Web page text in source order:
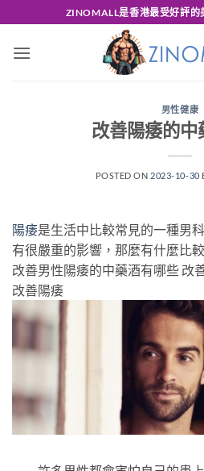
to
content
ZINOMALL是香港最受好評的
男性健康
改善陽痿的中
POSTED ON 2023-10-30
陽痿是生活中比較常見的一種男
有很嚴重的影響，那麼有什麼比
改善男性陽痿的中藥酒有哪些 改
改善陽痿